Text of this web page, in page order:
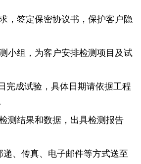
，签定保密协议书，保护客户隐
小组，为客户安排检测项目及试
完成试验，具体日期请依据工程
测结果和数据，出具检测报告
递、传真、电子邮件等方式送至